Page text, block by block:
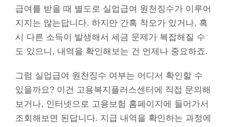
급여를 받을 때 별도로 실업급여 원천징수가 이루어
지지는 않는답니다. 하지만 간혹 착오가 있거나, 혹
시 다른 소득이 발생해서 세금 문제가 복잡해질 수
도 있으니, 내역을 확인해보는 건 언제나 중요하죠.
그럼 실업급여 원천징수 여부는 어디서 확인할 수
있을까요? 이건 고용복지플러스센터에 직접 문의해
보거나, 인터넷으로 고용보험 홈페이지에 들어가서
조회해보면 된답니다. 지급 내역을 확인하는 과정에